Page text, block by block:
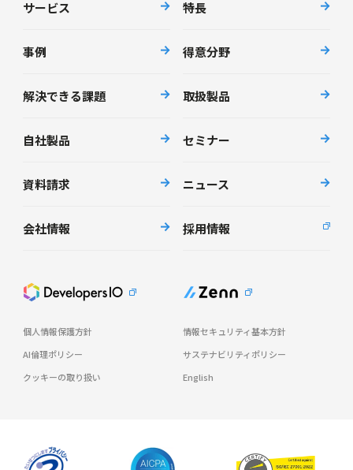
サービス 特長
事例 得意分野
解決できる課題 取扱製品
自社製品 セミナー
資料請求 ニュース
会社情報 採用情報
個人情報保護方針
情報セキュリティ基本方針
AI倫理ポリシー
サステナビリティポリシー
クッキーの取り扱い
English